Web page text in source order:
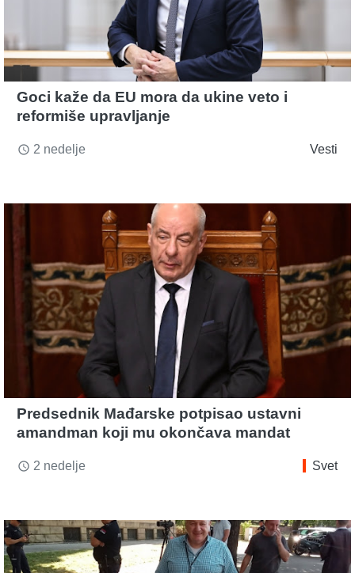
Goci kaže da EU mora da ukine veto i
reformiše upravljanje
access_time 2 nedelje Vesti
Predsednik Mađarske potpisao ustavni
amandman koji mu okončava mandat
access_time 2 nedelje Svet